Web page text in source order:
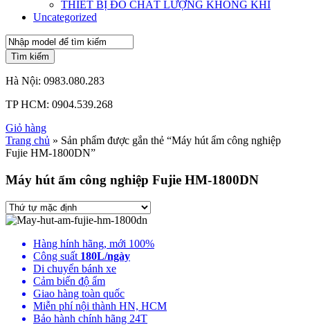
THIẾT BỊ ĐO CHẤT LƯỢNG KHÔNG KHÍ
Uncategorized
Tìm kiếm
Hà Nội: 0983.080.283
TP HCM: 0904.539.268
Giỏ hàng
Trang chủ » Sản phẩm được gắn thẻ “Máy hút ẩm công nghiệp
Fujie HM-1800DN”
Máy hút ẩm công nghiệp Fujie HM-1800DN
Hàng hính hãng, mới 100%
Công suất 180L/ngày
Di chuyển bánh xe
Cảm biến độ ẩm
Giao hàng toàn quốc
Miễn phí nội thành HN, HCM
Bảo hành chính hãng 24T